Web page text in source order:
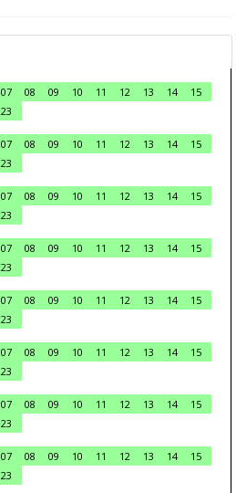
07 08 09 10 11 12 13 14
15
23
07 08 09 10 11 12 13 14
15
23
07 08 09 10 11 12 13 14
15
23
07 08 09 10 11 12 13 14
15
23
07 08 09 10 11 12 13 14
15
23
07 08 09 10 11 12 13 14
15
23
07 08 09 10 11 12 13 14
15
23
07 08 09 10 11 12 13 14
15
23